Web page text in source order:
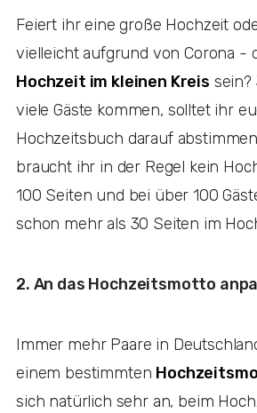
Feiert ihr eine große Hochzeit
vielleicht aufgrund von Corona -
Hochzeit im kleinen Kreis sein?
viele Gäste kommen, solltet ihr
Hochzeitsbuch darauf
braucht ihr in der Regel kein
100 Seiten und bei über 100
schon mehr als 30 Seiten im
2. An das Hochzeitsmotto
Immer mehr Paare in
einem bestimmten
sich natürlich sehr an, beim